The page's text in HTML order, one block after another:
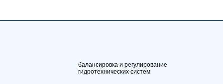
балансировка и регулирование
гидротехнических систем